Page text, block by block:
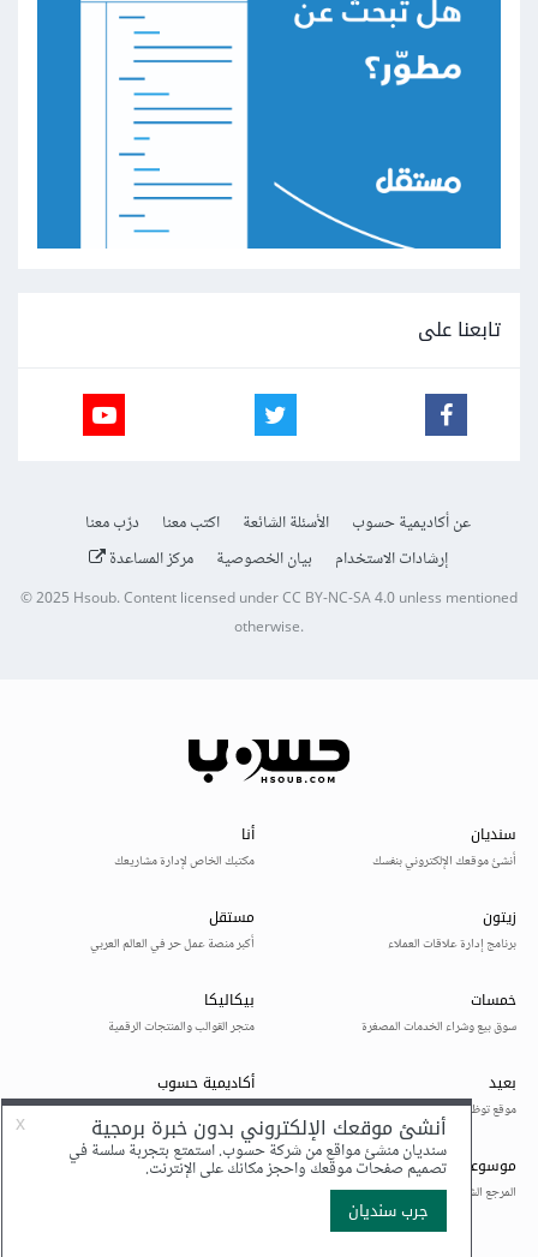
تابعنا على
عن أكاديمية حسوب الأسئلة الشائعة اكتب معنا
درّب معنا
إرشادات الاستخدام
بيان الخصوصية مركز المساعدة
© 2025Hsoub.Content licensed underCC BY-NC-SA 4.0unless mentioned
otherwise.